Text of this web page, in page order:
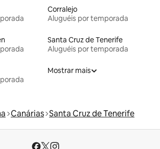
Corralejo
Aluguéis por temporada
Santa Cruz de Tenerife
Aluguéis por temporada
Mostrar mais
Canárias Santa Cruz de Tenerife